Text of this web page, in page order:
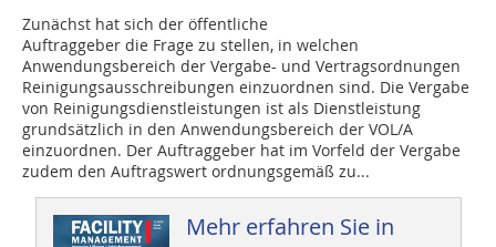
Zunächst hat sich der öffentliche
Auftraggeber die Frage zu stellen, in welchen
Anwendungsbereich der Vergabe- und Vertragsordnungen
Reinigungsausschreibungen einzuordnen sind. Die Vergabe
von Reinigungsdienstleistungen ist als Dienstleistung
grundsätzlich in den Anwendungsbereich der VOL/A
einzuordnen. Der Auftraggeber hat im Vorfeld der Vergabe
zudem den Auftragswert ordnungsgemäß zu...
Mehr erfahren Sie in